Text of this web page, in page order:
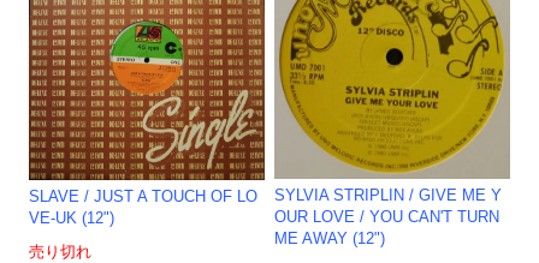
SLAVE / JUST A TOUCH OF LO
VE-UK (12")
売り切れ
SYLVIA STRIPLIN / GIVE ME Y
OUR LOVE / YOU CAN'T TURN
ME AWAY (12")